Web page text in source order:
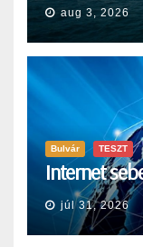
aug 3, 2026
Bulvár TESZT
Internet
júl 31, 2026